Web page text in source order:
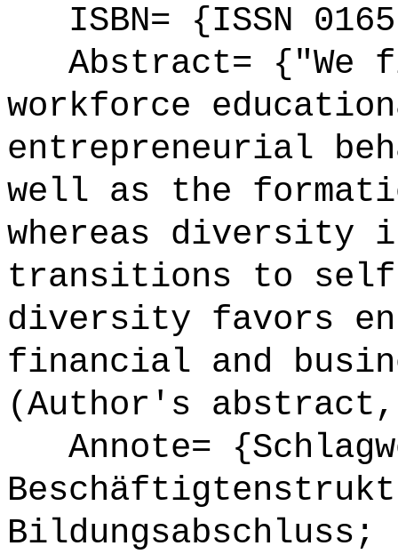
ISBN= {ISSN
Abstract= {"We
workforce
entrepreneurial
well as the
whereas diversity
transitions to self-
diversity favors
financial and
(Author's
Annote=
Bildungsabschluss;